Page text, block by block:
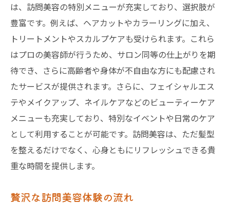
は、訪問美容の特別メニューが充実しており、選択肢が
豊富です。例えば、ヘアカットやカラーリングに加え、
トリートメントやスカルプケアも受けられます。これら
はプロの美容師が行うため、サロン同等の仕上がりを期
待でき、さらに高齢者や身体が不自由な方にも配慮され
たサービスが提供されます。さらに、フェイシャルエス
テやメイクアップ、ネイルケアなどのビューティーケア
メニューも充実しており、特別なイベントや日常のケア
として利用することが可能です。訪問美容は、ただ髪型
を整えるだけでなく、心身ともにリフレッシュできる貴
重な時間を提供します。
贅沢な訪問美容体験の流れ